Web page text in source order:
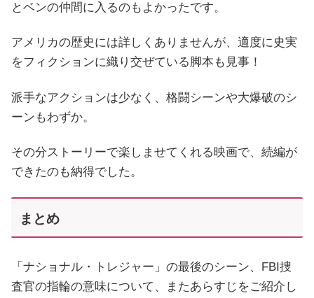
とベンの仲間に入るのもよかったです。
アメリカの歴史には詳しくありませんが、適度に史実
をフィクションに織り交ぜている脚本も見事！
派手なアクションは少なく、格闘シーンや大爆破のシ
ーンもわずか。
その分ストーリーで楽しませてくれる映画で、続編が
できたのも納得でした。
まとめ
「ナショナル・トレジャー」の最後のシーン、FBI捜
査官の指輪の意味について、またあらすじをご紹介し